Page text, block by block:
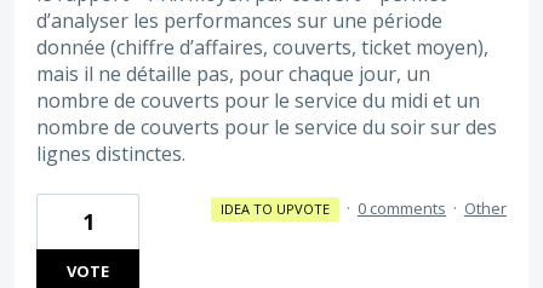
d’analyser les performances sur une période
donnée (chiffre d’affaires, couverts, ticket moyen),
mais il ne détaille pas, pour chaque jour, un
nombre de couverts pour le service du midi et un
nombre de couverts pour le service du soir sur des
lignes distinctes.
1
VOTE
IDEA TO UPVOTE · 0 comments · Other